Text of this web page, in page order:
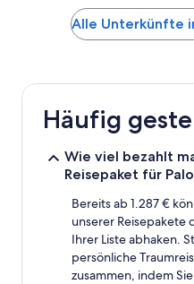
den
24 Stunden
einen
Aufenthalt
1 Übernachtung
2 Erwachsenen
Alle Unterkünfte
Häufig
Wie viel bezahlt
Reisepaket für
Bereits ab 1.287 €
unserer Reisepakete
Ihrer Liste abhaken.
persönliche
zusammen, indem